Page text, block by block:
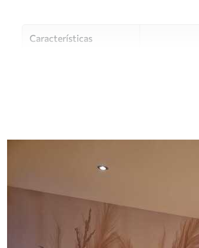
Características
Estudio de
Adicionalmente Disponible
Se puede